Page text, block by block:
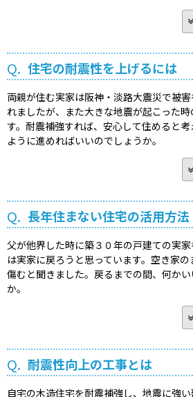
Q. 住宅の耐震性を上げるには
両親が住む実家は阪神・淡路大震災で被
れましたが、また大きな地震が起こった
す。耐震補強すれば、安心して住めると
ように進めればいいのでしょうか。
Q. 長年住まない住宅の活用方法
父が他界した時に築３０年の戸建ての実
は実家に戻ろうと思っています。空き家
傷むと聞きました。戻るまでの間、何か
か。
Q. 耐震性向上の工事とは
自宅の木造住宅を耐震補強し、地震に強